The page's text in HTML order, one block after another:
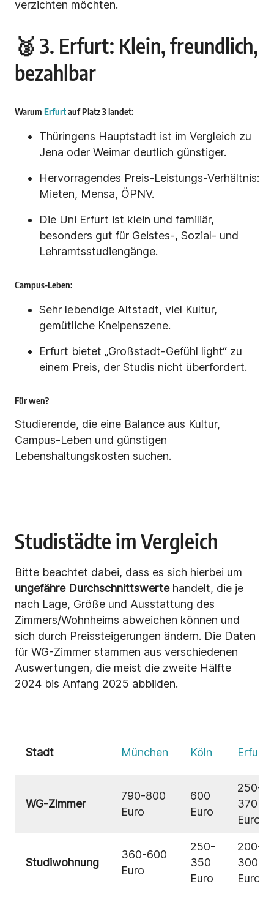
verzichten möchten.
🥉 3. Erfurt: Klein, freundlich,
bezahlbar
Warum Erfurtauf Platz 3 landet:
Thüringens Hauptstadt ist im Vergleich zu
Jena oder Weimar deutlich günstiger.
Hervorragendes Preis-Leistungs-Verhältnis:
Mieten, Mensa, ÖPNV.
Die Uni Erfurt ist klein und familiär,
besonders gut für Geistes-, Sozial- und
Lehramtsstudiengänge.
Campus-Leben:
Sehr lebendige Altstadt, viel Kultur,
gemütliche Kneipenszene.
Erfurt bietet „Großstadt-Gefühl light“ zu
einem Preis, der Studis nicht überfordert.
Für wen?
Studierende, die eine Balance aus Kultur,
Campus-Leben und günstigen
Lebenshaltungskosten suchen.
Studistädte im Vergleich
Bitte beachtet dabei, dass es sich hierbei um
ungefähre Durchschnittswertehandelt, die je
nach Lage, Größe und Ausstattung des
Zimmers/Wohnheims abweichen können und
sich durch Preissteigerungen ändern. Die Daten
für WG-Zimmer stammen aus verschiedenen
Auswertungen, die meist die zweite Hälfte
2024 bis Anfang 2025 abbilden.
Stadt München Köln Erfurt
WG-Zimmer
790-800
Euro
600
Euro
250-
370
Euro
Studiwohnung
360-600
Euro
250-
350
Euro
200-
300
Euro